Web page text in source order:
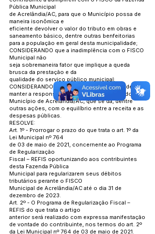
Pública Municipal
de Acrelândia/AC, para que o Município possa de
maneira isonômica e
eficiente devolver o valor do tributo em obras e
saneamento básico, dentre outras benfeitorias
para a população em geral desta municipalidade;
CONSIDERANDO que a inadimplência com o FISCO
Municipal não
seja sobremaneira fator que implique a queda
brusca da prestação e da
qualidade do serviço público municipal;
CONSIDERANDO finalmente, a necessidade de
manter a responsabilidade na gestão fiscal do
Município de Acrelândia/AC, que se dá, dentre
outras ações, com o equilíbrio entre a receita e as
despesas públicas.
RESOLVE:
Art. 1º - Prorrogar o prazo do que trata o art. 1º da
Lei Municipal nº 764
de 03 de maio de 2021, concernente ao Programa
de Regularização
Fiscal – REFIS oportunizando aos contribuintes
desta Fazenda Pública
Municipal para regularizarem seus débitos
tributários perante o FISCO
Municipal de Acrelândia/AC até o dia 31 de
dezembro de 2023.
Art. 2º - O Programa de Regularização Fiscal –
REFIS do que trata o artigo
anterior será realizado com expressa manifestação
de vontade do contribuinte, nos termos do art. 2º
da Lei Municipal nº 764 de 03 de maio de 2021.